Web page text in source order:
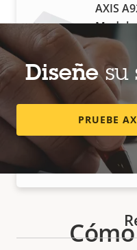
AXIS
Module
Módulo
AXIS
Module
E/S de
Diseñesu
PRUEBE